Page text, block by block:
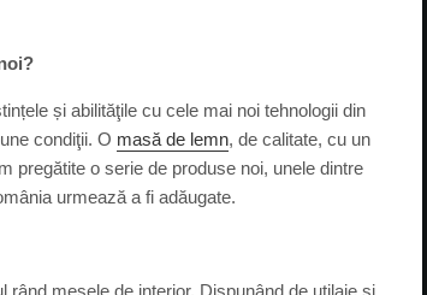
și abilităţile cu cele mai noi tehnologii din
condiţii. O masă de lemn, de calitate, cu un
pregătite o serie de produse noi, unele dintre
urmează a fi adăugate.
mesele de interior. Dispunând de utilaje şi